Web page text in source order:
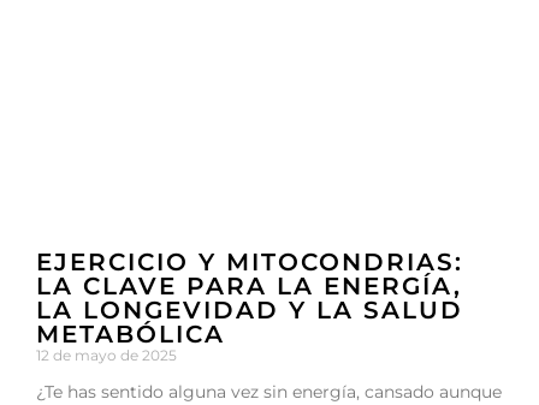
EJERCICIO Y MITOCONDRIAS:
LA CLAVE PARA LA ENERGÍA,
LA LONGEVIDAD Y LA SALUD
METABÓLICA
12 de mayo de 2025
¿Te has sentido alguna vez sin energía, cansado aunque